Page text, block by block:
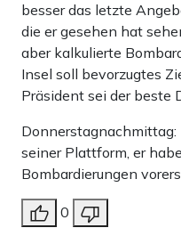
besser das letzte
die er gesehen hat
aber kalkulierte
Insel soll bevorzugtes
Präsident sei der beste
seiner Plattform, er
Bombardierungen
0